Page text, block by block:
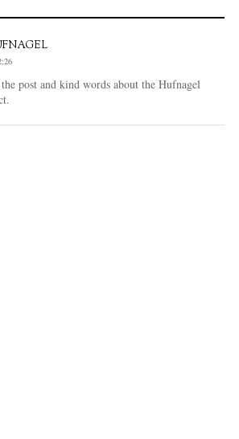
post and kind words about the Hufnagel